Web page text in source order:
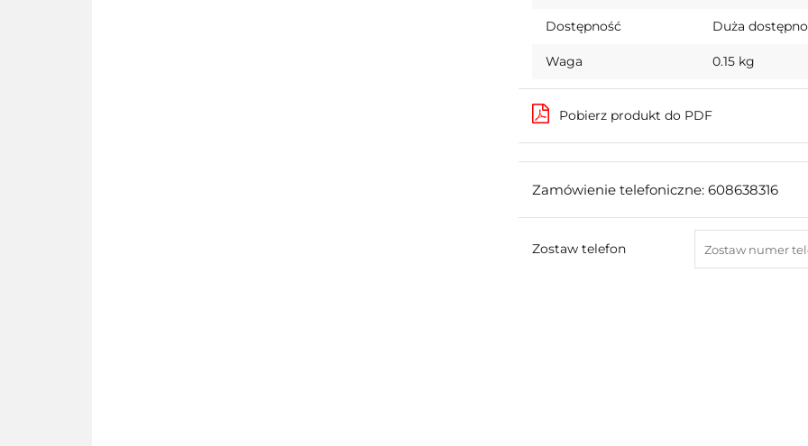
Dostępność Duża
Waga 0.15 kg
Pobierz produkt do PDF
Zamówienie telefoniczne: 608638316
Zostaw telefon